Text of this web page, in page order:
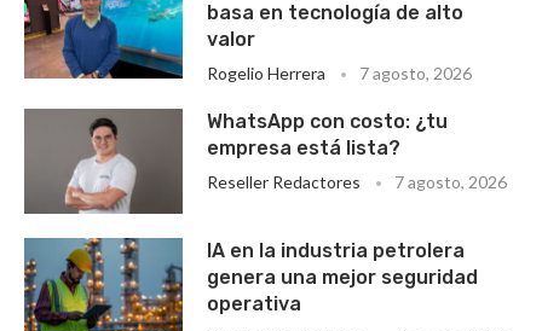
basa en tecnología de alto
valor
Rogelio Herrera 7 agosto, 2026
WhatsApp con costo: ¿tu
empresa está lista?
Reseller Redactores 7 agosto, 2026
IA en la industria petrolera
genera una mejor seguridad
operativa